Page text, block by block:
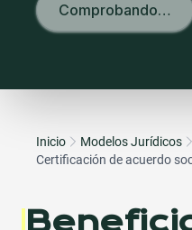
Comprobando…
Inicio Modelos Jurídicos
Certificación de acuerdo